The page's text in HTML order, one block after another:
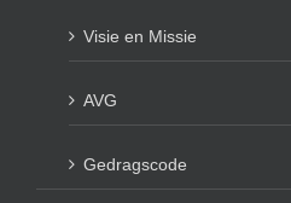
Visie en Missie
AVG
Gedragscode